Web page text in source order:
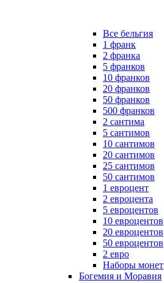
Все бельгия
1 франк
2 франка
5 франков
10 франков
20 франков
50 франков
500 франков
2 сантима
5 сантимов
10 сантимов
20 сантимов
25 сантимов
50 сантимов
1 евроцент
2 евроцента
5 евроцентов
10 евроцентов
20 евроцентов
50 евроцентов
2 евро
Наборы монет
Богемия и Моравия